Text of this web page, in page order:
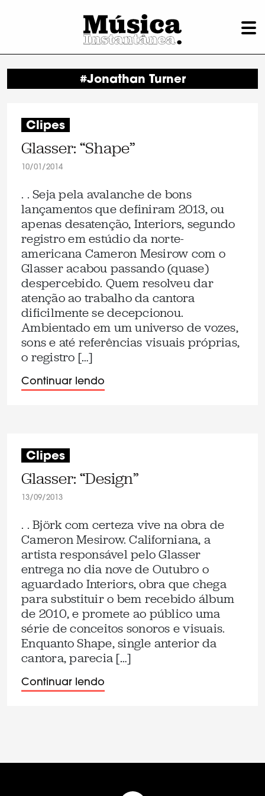
#Jonathan Turner
Clipes
Glasser: “Shape”
10/01/2014
. . Seja pela avalanche de bons
lançamentos que definiram 2013, ou
apenas desatenção, Interiors, segundo
registro em estúdio da norte-
americana Cameron Mesirow com o
Glasser acabou passando (quase)
despercebido. Quem resolveu dar
atenção ao trabalho da cantora
dificilmente se decepcionou.
Ambientado em um universo de vozes,
sons e até referências visuais próprias,
o registro […]
Continuar lendo
Clipes
Glasser: “Design”
13/09/2013
. . Björk com certeza vive na obra de
Cameron Mesirow. Californiana, a
artista responsável pelo Glasser
entrega no dia nove de Outubro o
aguardado Interiors, obra que chega
para substituir o bem recebido álbum
de 2010, e promete ao público uma
série de conceitos sonoros e visuais.
Enquanto Shape, single anterior da
cantora, parecia […]
Continuar lendo